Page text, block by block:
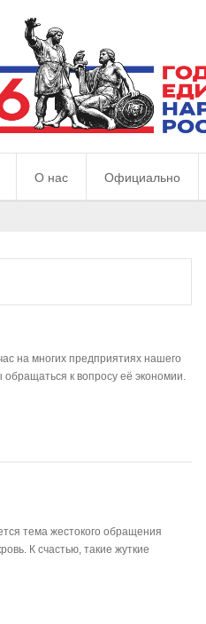
О нас Официально
на многих предприятиях нашего
к вопросу её экономии.
тема жестокого обращения
К счастью, такие жуткие